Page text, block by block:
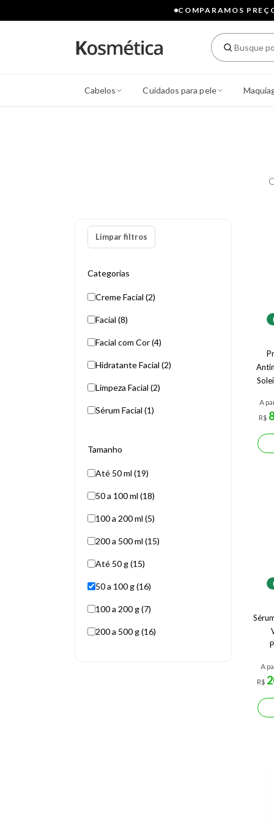
COMPARAMOS
Cabelos Cuidados para pele
Limpar filtros
Categorias
Creme Facial (2)
Facial (8)
Facial com Cor (4)
Hidratante Facial (2)
Limpeza Facial (2)
Sérum Facial (1)
Tamanho
Até 50 ml (19)
50 a 100 ml (18)
100 a 200 ml (5)
200 a 500 ml (15)
Até 50 g (15)
50 a 100 g (16)
100 a 200 g (7)
200 a 500 g (16)
A
R$
A
R$